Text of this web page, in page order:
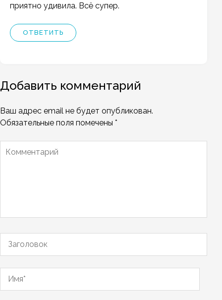
приятно удивила. Всё супер.
ОТВЕТИТЬ
Добавить комментарий
Ваш адрес email не будет опубликован.
Обязательные поля помечены *